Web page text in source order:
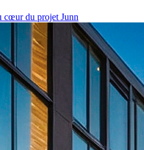
cœur du projet Junn